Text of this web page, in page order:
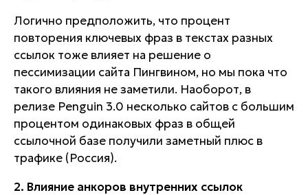
Логично предположить, что процент
повторения ключевых фраз в текстах разных
ссылок тоже влияет на решение о
пессимизации сайта Пингвином, но мы пока что
такого влияния не заметили. Наоборот, в
релизе Penguin 3.0 несколько сайтов с большим
процентом одинаковых фраз в общей
ссылочной базе получили заметный плюс в
трафике (Россия).
2. Влияние анкоров внутренних ссылок